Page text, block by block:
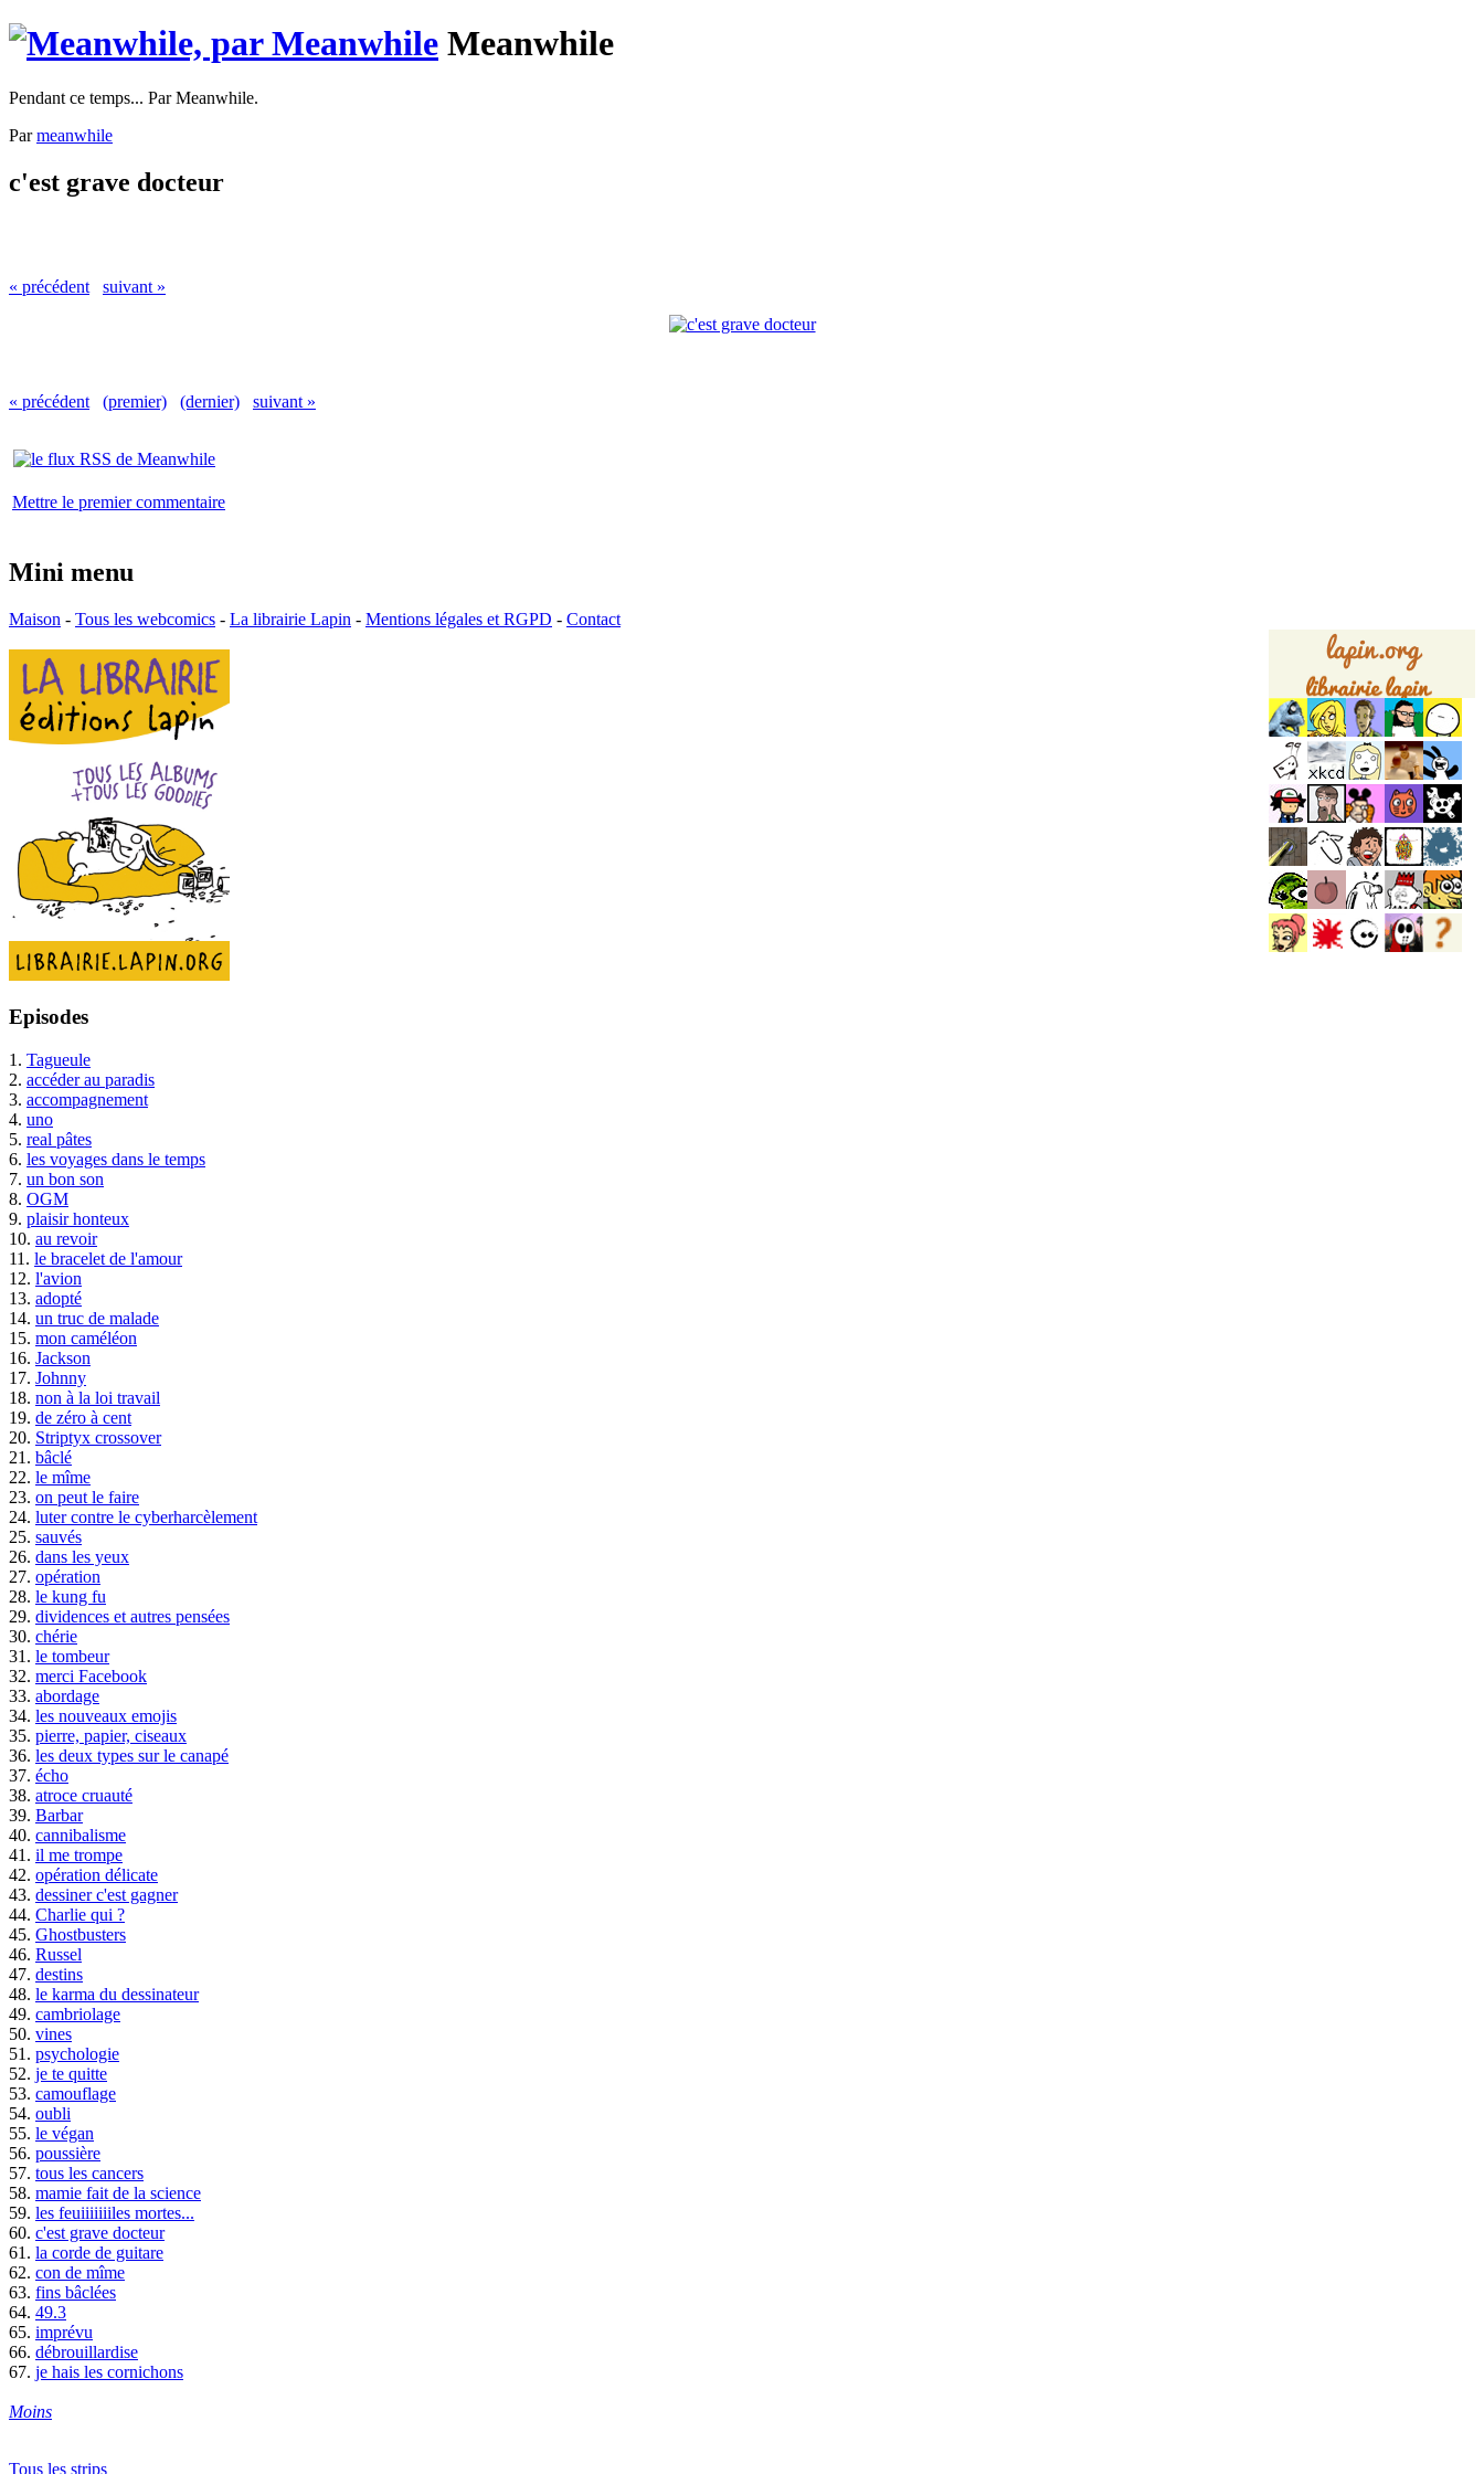
Meanwhile
Pendant ce temps... Par Meanwhile.
Parmeanwhile
c'est grave docteur
« précédent suivant »
« précédent (premier) (dernier) suivant »
Mettre le premier commentaire
Mini menu
Maison - Tous les webcomics - La librairie Lapin - Mentions légales et RGPD - Contact
Episodes
1. Tagueule
2. accéder au paradis
3. accompagnement
4. uno
5. real pâtes
6. les voyages dans le temps
7. un bon son
8. OGM
9. plaisir honteux
10. au revoir
11. le bracelet de l'amour
12. l'avion
13. adopté
14. un truc de malade
15. mon caméléon
16. Jackson
17. Johnny
18. non à la loi travail
19. de zéro à cent
20. Striptyx crossover
21. bâclé
22. le mîme
23. on peut le faire
24. luter contre le cyberharcèlement
25. sauvés
26. dans les yeux
27. opération
28. le kung fu
29. dividences et autres pensées
30. chérie
31. le tombeur
32. merci Facebook
33. abordage
34. les nouveaux emojis
35. pierre, papier, ciseaux
36. les deux types sur le canapé
37. écho
38. atroce cruauté
39. Barbar
40. cannibalisme
41. il me trompe
42. opération délicate
43. dessiner c'est gagner
44. Charlie qui ?
45. Ghostbusters
46. Russel
47. destins
48. le karma du dessinateur
49. cambriolage
50. vines
51. psychologie
52. je te quitte
53. camouflage
54. oubli
55. le végan
56. poussière
57. tous les cancers
58. mamie fait de la science
59. les feuiiiiiiiles mortes...
60. c'est grave docteur
61. la corde de guitare
62. con de mîme
63. fins bâclées
64. 49.3
65. imprévu
66. débrouillardise
67. je hais les cornichons
Moins
Tous les strips